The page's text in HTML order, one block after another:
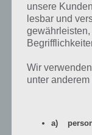
App
Publisher cherrypick
dieser könnt ihr
dass man nicht nur
auch gegen einen
unsere
lesbar und
Wir
unter
a)